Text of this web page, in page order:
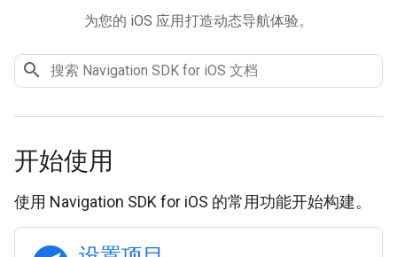
为您的 iOS 应用打造动态导航体验。
开始使用
使用 Navigation SDK for iOS 的常用功能开始构建。